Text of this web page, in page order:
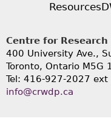
Resources
Centre for
400 University Ave.,
Toronto, Ontario M5G
Tel: 416-927-2027 ext
info@crwdp.ca